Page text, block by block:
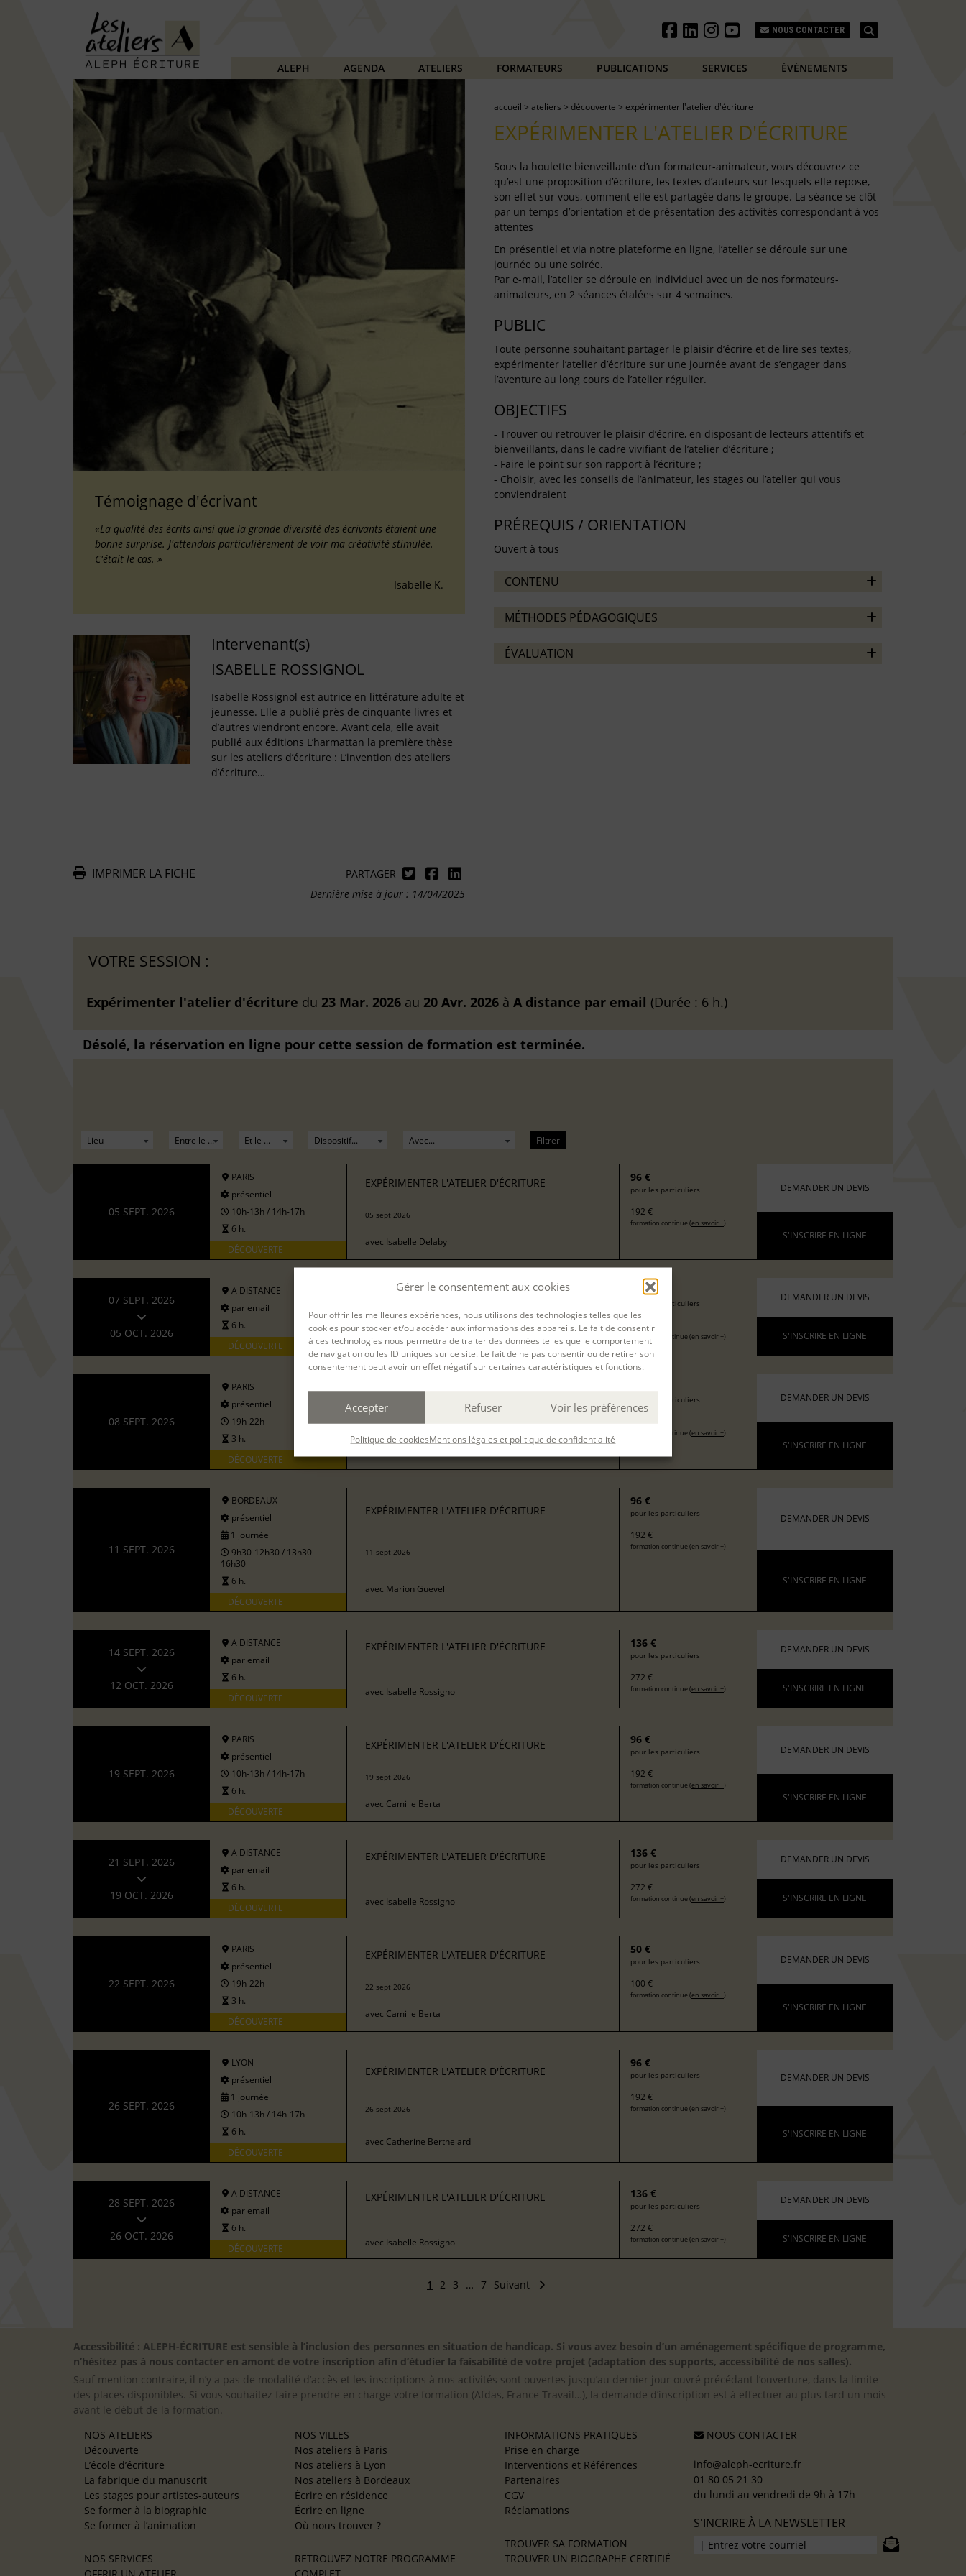
Gérer le consentement aux cookies
Pour offrir les meilleures expériences, nous utilisons des technologies telles que les
cookies pour stocker et/ou accéder aux informations des appareils. Le fait de consentir
à ces technologies nous permettra de traiter des données telles que le comportement
de navigation ou les ID uniques sur ce site. Le fait de ne pas consentir ou de retirer son
consentement peut avoir un effet négatif sur certaines caractéristiques et fonctions.
Accepter Refuser Voir les préférences
Politique de cookiesMentions légales et politique de confidentialité
NOUS CONTACTER
ALEPH AGENDA ATELIERS FORMATEURS PUBLICATIONS SERVICES ÉVÉNEMENTS
Témoignage d'écrivant
«La qualité des écrits ainsi que la grande diversité des écrivants étaient une
bonne surprise. J'attendais particulièrement de voir ma créativité stimulée.
C'était le cas. »
Isabelle K.
Intervenant(s)
ISABELLE ROSSIGNOL
Isabelle Rossignol est autrice en littérature adulte et
jeunesse. Elle a publié près de cinquante livres et
d’autres viendront encore. Avant cela, elle avait
publié aux éditions L’harmattan la première thèse
sur les ateliers d’écriture : L’invention des ateliers
d’écriture…
IMPRIMER LA FICHE
PARTAGER
Dernière mise à jour : 14/04/2025
accueil > ateliers > découverte > expérimenter l'atelier d'écriture
EXPÉRIMENTER L'ATELIER D'ÉCRITURE
Sous la houlette bienveillante d’un formateur-animateur, vous découvrez ce
qu’est une proposition d’écriture, les textes d’auteurs sur lesquels elle repose,
son effet sur vous, comment elle est partagée dans le groupe. La séance se clôt
par un temps d’orientation et de présentation des activités correspondant à vos
attentes
En présentiel et via notre plateforme en ligne, l’atelier se déroule sur une
journée ou une soirée.
Par e-mail, l’atelier se déroule en individuel avec un de nos formateurs-
animateurs, en 2 séances étalées sur 4 semaines.
PUBLIC
Toute personne souhaitant partager le plaisir d’écrire et de lire ses textes,
expérimenter l’atelier d’écriture sur une journée avant de s’engager dans
l’aventure au long cours de l’atelier régulier.
OBJECTIFS
- Trouver ou retrouver le plaisir d’écrire, en disposant de lecteurs attentifs et
bienveillants, dans le cadre vivifiant de l’atelier d’écriture ;
- Faire le point sur son rapport à l’écriture ;
- Choisir, avec les conseils de l’animateur, les stages ou l’atelier qui vous
conviendraient
PRÉREQUIS / ORIENTATION
Ouvert à tous
CONTENU
MÉTHODES PÉDAGOGIQUES
ÉVALUATION
VOTRE SESSION :
Expérimenter l'atelier d'écriture du 23 Mar. 2026 au 20 Avr. 2026 à A distance par email (Durée : 6 h.)
Désolé, la réservation en ligne pour cette session de formation est terminée.
Filtrer
05 SEPT. 2026
PARIS
présentiel
10h-13h / 14h-17h
6 h.
DÉCOUVERTE
EXPÉRIMENTER L'ATELIER D'ÉCRITURE
05 sept 2026
avec Isabelle Delaby
96 €
pour les particuliers
192 €
formation continue (en savoir +)
DEMANDER UN DEVIS
S'INSCRIRE EN LIGNE
07 SEPT. 2026
05 OCT. 2026
A DISTANCE
par email
6 h.
DÉCOUVERTE
EXPÉRIMENTER L'ATELIER D'ÉCRITURE
avecIsabelle Rossignol
136 €
pour les particuliers
272 €
formation continue (en savoir +)
DEMANDER UN DEVIS
S'INSCRIRE EN LIGNE
08 SEPT. 2026
PARIS
présentiel
19h-22h
3 h.
DÉCOUVERTE
EXPÉRIMENTER L'ATELIER D'ÉCRITURE
08 sept 2026
pour les particuliers
formation continue (en savoir +)
DEMANDER UN DEVIS
S'INSCRIRE EN LIGNE
11 SEPT. 2026
BORDEAUX
présentiel
1 journée
9h30-12h30 / 13h30-
16h30
6 h.
DÉCOUVERTE
EXPÉRIMENTER L'ATELIER D'ÉCRITURE
11 sept 2026
avec Marion Guevel
96 €
pour les particuliers
192 €
formation continue (en savoir +)
DEMANDER UN DEVIS
S'INSCRIRE EN LIGNE
14 SEPT. 2026
12 OCT. 2026
A DISTANCE
par email
6 h.
DÉCOUVERTE
EXPÉRIMENTER L'ATELIER D'ÉCRITURE
avec Isabelle Rossignol
136 €
pour les particuliers
272 €
formation continue (en savoir +)
DEMANDER UN DEVIS
S'INSCRIRE EN LIGNE
19 SEPT. 2026
PARIS
présentiel
10h-13h / 14h-17h
6 h.
DÉCOUVERTE
EXPÉRIMENTER L'ATELIER D'ÉCRITURE
19 sept 2026
avec Camille Berta
96 €
pour les particuliers
192 €
formation continue (en savoir +)
DEMANDER UN DEVIS
S'INSCRIRE EN LIGNE
21 SEPT. 2026
19 OCT. 2026
A DISTANCE
par email
6 h.
DÉCOUVERTE
EXPÉRIMENTER L'ATELIER D'ÉCRITURE
avec Isabelle Rossignol
136 €
pour les particuliers
272 €
formation continue (en savoir +)
DEMANDER UN DEVIS
S'INSCRIRE EN LIGNE
22 SEPT. 2026
PARIS
présentiel
19h-22h
3 h.
DÉCOUVERTE
EXPÉRIMENTER L'ATELIER D'ÉCRITURE
22 sept 2026
avec Camille Berta
50 €
pour les particuliers
100 €
formation continue (en savoir +)
DEMANDER UN DEVIS
S'INSCRIRE EN LIGNE
26 SEPT. 2026
LYON
présentiel
1 journée
10h-13h / 14h-17h
6 h.
DÉCOUVERTE
EXPÉRIMENTER L'ATELIER D'ÉCRITURE
26 sept 2026
avec Catherine Berthelard
96 €
pour les particuliers
192 €
formation continue (en savoir +)
DEMANDER UN DEVIS
S'INSCRIRE EN LIGNE
28 SEPT. 2026
26 OCT. 2026
A DISTANCE
par email
6 h.
DÉCOUVERTE
EXPÉRIMENTER L'ATELIER D'ÉCRITURE
avec Isabelle Rossignol
136 €
pour les particuliers
272 €
formation continue (en savoir +)
DEMANDER UN DEVIS
S'INSCRIRE EN LIGNE
1 2 3 … 7 Suivant
Accessibilité : ALEPH-ÉCRITURE est sensible à l’inclusion des personnes en situation de handicap. Si vous avez besoin d’un aménagement spécifique de programme,
n’hésitez pas à nous contacter en amont de votre inscription afin d’étudier la faisabilité de votre projet (adaptation des supports, accessibilité de nos salles).
Sauf mention contraire, il n’y a pas de modalité d’accès et les inscriptions à nos activités sont ouvertes jusqu’au dernier jour ouvré précédant l’ouverture, dans la limite
des places disponibles. Si vous souhaitez faire prendre en charge votre formation (Afdas, France Travail…), la demande d’inscription est à effectuer au plus tard un mois
avant le début de la formation.
NOS ATELIERS
Découverte
L’école d’écriture
La fabrique du manuscrit
Les stages pour artistes-auteurs
Se former à la biographie
Se former à l’animation
NOS SERVICES
NOS VILLES
Nos ateliers à Paris
Nos ateliers à Lyon
Nos ateliers à Bordeaux
Écrire en résidence
Écrire en ligne
Où nous trouver ?
RETROUVEZ NOTRE PROGRAMME
INFORMATIONS PRATIQUES
Prise en charge
Interventions et Références
Partenaires
CGV
Réclamations
TROUVER SA FORMATION
TROUVER UN BIOGRAPHE CERTIFIÉ
NOUS CONTACTER
info@aleph-ecriture.fr
01 80 05 21 30
du lundi au vendredi de 9h à 17h
S'INCRIRE À LA NEWSLETTER